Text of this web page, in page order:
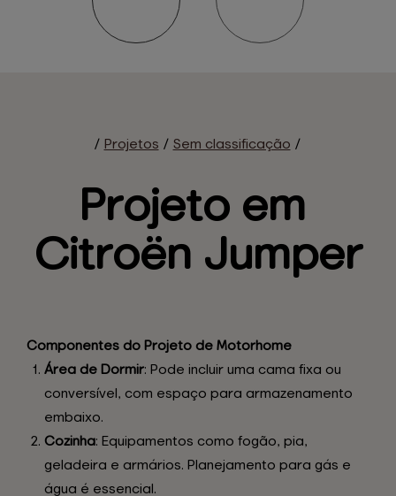
/ Projetos / Sem classificação /
Projeto em
Citroën Jumper
Componentes do Projeto de Motorhome
Área de Dormir: Pode incluir uma cama fixa ou
conversível, com espaço para armazenamento
embaixo.
Cozinha: Equipamentos como fogão, pia,
geladeira e armários. Planejamento para gás e
água é essencial.